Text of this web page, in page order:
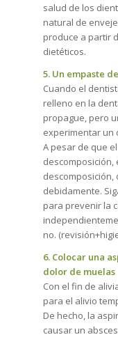
salud de los
natural de
produce a partir
dietéticos.
5. Un empaste
Cuando el
relleno en la
propague, pero
experimentar un
A pesar de que
descomposición,
descomposición,
debidamente.
para prevenir la
no.
6. Colocar una
dolor de muelas
Con el fin de
para el alivio
De hecho, la
causar un